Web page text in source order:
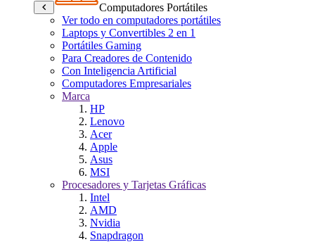
Computadores Portátiles
Ver todo en computadores portátiles
Laptops y Convertibles 2 en 1
Portátiles Gaming
Para Creadores de Contenido
Con Inteligencia Artificial
Computadores Empresariales
Marca
HP
Lenovo
Acer
Apple
Asus
MSI
Procesadores y Tarjetas Gráficas
Intel
AMD
Nvidia
Snapdragon